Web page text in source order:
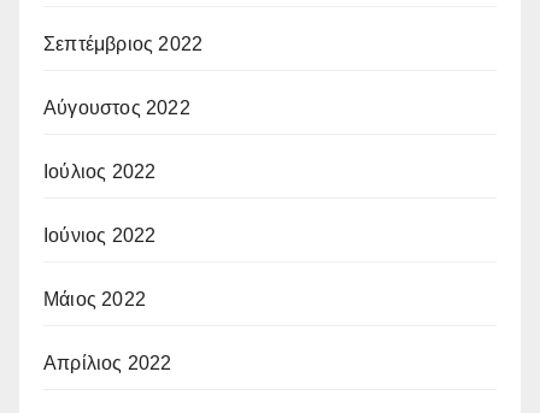
Σεπτέμβριος 2022
Αύγουστος 2022
Ιούλιος 2022
Ιούνιος 2022
Μάιος 2022
Απρίλιος 2022